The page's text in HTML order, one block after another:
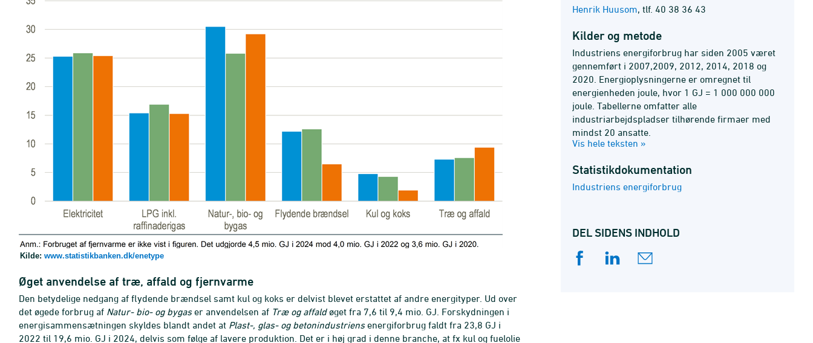
Kilde: www.statistikbanken.dk/enetype
Øget anvendelse af træ, affald og fjernvarme
Den betydelige nedgang af flydende brændsel samt kul og koks er delvist blevet erstattet af andre energityper. Ud over
det øgede forbrug af Natur- bio- og bygaser anvendelsen af Træ og affaldøget fra 7,6 til 9,4 mio. GJ. Forskydningen i
energisammensætningen skyldes blandt andet at Plast-, glas- og betonindustriensenergiforbrug faldt fra 23,8 GJ i
2022 til 19,6 mio. GJ i 2024, delvis som følge af lavere produktion. Det er i høj grad i denne branche, at fx kul og fuelolie
Henrik Huusom, tlf. 40 38 36 43
Kilder og metode
Industriens energiforbrug har siden 2005 været
gennemført i 2007,2009, 2012, 2014, 2018 og
2020. Energioplysningerne er omregnet til
energienheden joule, hvor 1 GJ = 1 000 000 000
joule. Tabellerne omfatter alle
industriarbejdspladser tilhørende firmaer med
mindst 20 ansatte.
Vis hele teksten »
Statistik­dokumentation
Industriens energiforbrug
DEL SIDENS INDHOLD